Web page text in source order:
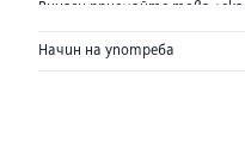
Винаги приемайте това
тази листовка или както
Запазете тази листовка.
отново.
Начин на употреба